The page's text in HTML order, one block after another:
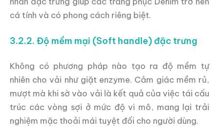
cá tính và có phong cách riêng biệt.
3.2.2. Độ mềm mại (Soft handle) đặc trưng
Không có phương pháp nào tạo ra độ mềm tự
nhiên cho vải như giặt enzyme. Cảm giác mềm rủ,
mượt mà khi sờ vào vải là kết quả của việc tái cấu
trúc các vòng sợi ở mức độ vi mô, mang lại trải
nghiệm mặc thoải mái tuyệt đối cho người dùng.